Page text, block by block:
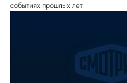
событиях прошлых лет.